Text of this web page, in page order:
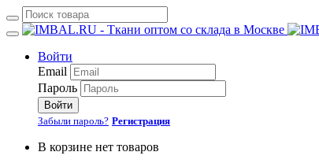
Войти
Email
Пароль
Войти
Забыли пароль? Регистрация
В корзине нет товаров